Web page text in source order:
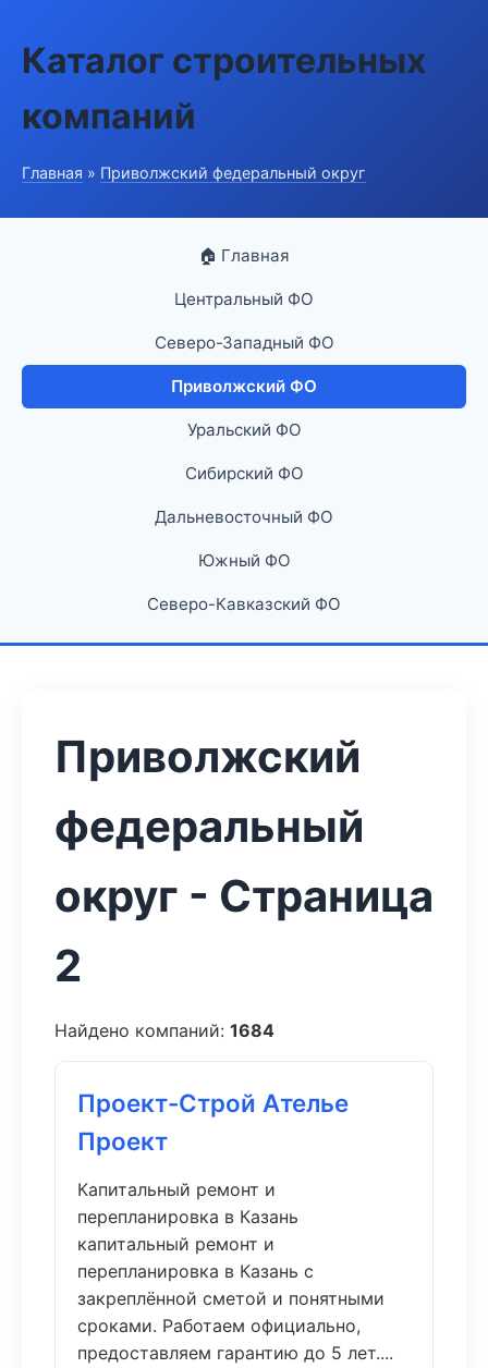
Каталог строительных
компаний
Главная » Приволжский федеральный округ
🏠 Главная
Центральный ФО
Северо-Западный ФО
Приволжский ФО
Уральский ФО
Сибирский ФО
Дальневосточный ФО
Южный ФО
Северо-Кавказский ФО
Приволжский
федеральный
округ - Страница
2
Найдено компаний: 1684
Проект-Строй Ателье
Проект
Капитальный ремонт и
перепланировка в Казань
капитальный ремонт и
перепланировка в Казань с
закреплённой сметой и понятными
сроками. Работаем официально,
предоставляем гарантию до 5 лет....